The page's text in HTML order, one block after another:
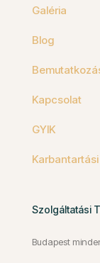
Galéria
Blog
Kapcsolat
GYIK
Szolgáltatási
Budapest